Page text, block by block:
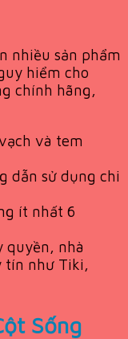
nhiều sản phẩm
hiểm cho
chính hãng,
và tem
dẫn sử dụng chi
ít nhất 6
quyền, nhà
tín như Tiki,
Sống